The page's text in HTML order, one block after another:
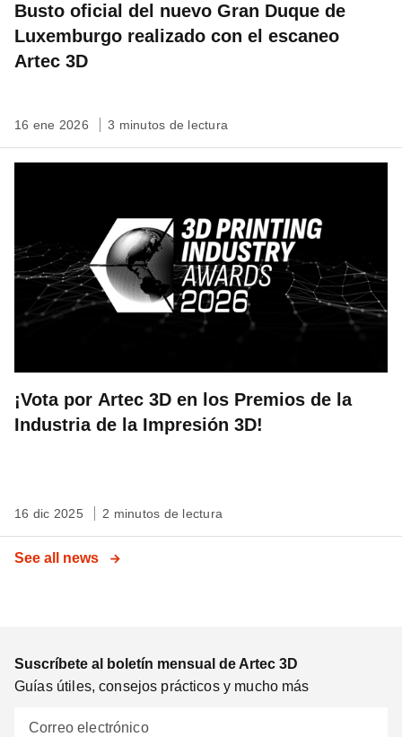
Busto oficial del nuevo Gran Duque de
Luxemburgo realizado con el escaneo
Artec 3D
16 ene 2026 3 minutos de lectura
¡Vota por Artec 3D en los Premios de la
Industria de la Impresión 3D!
16 dic 2025 2 minutos de lectura
See all news
Suscríbete al boletín mensual de Artec 3D
Guías útiles, consejos prácticos y mucho más
Correo electrónico